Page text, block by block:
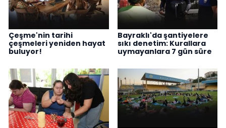
Çeşme'nin tarihi
çeşmeleri yeniden hayat
buluyor!
Bayraklı'da şantiyelere
sıkı denetim: Kurallara
uymayanlara 7 gün süre